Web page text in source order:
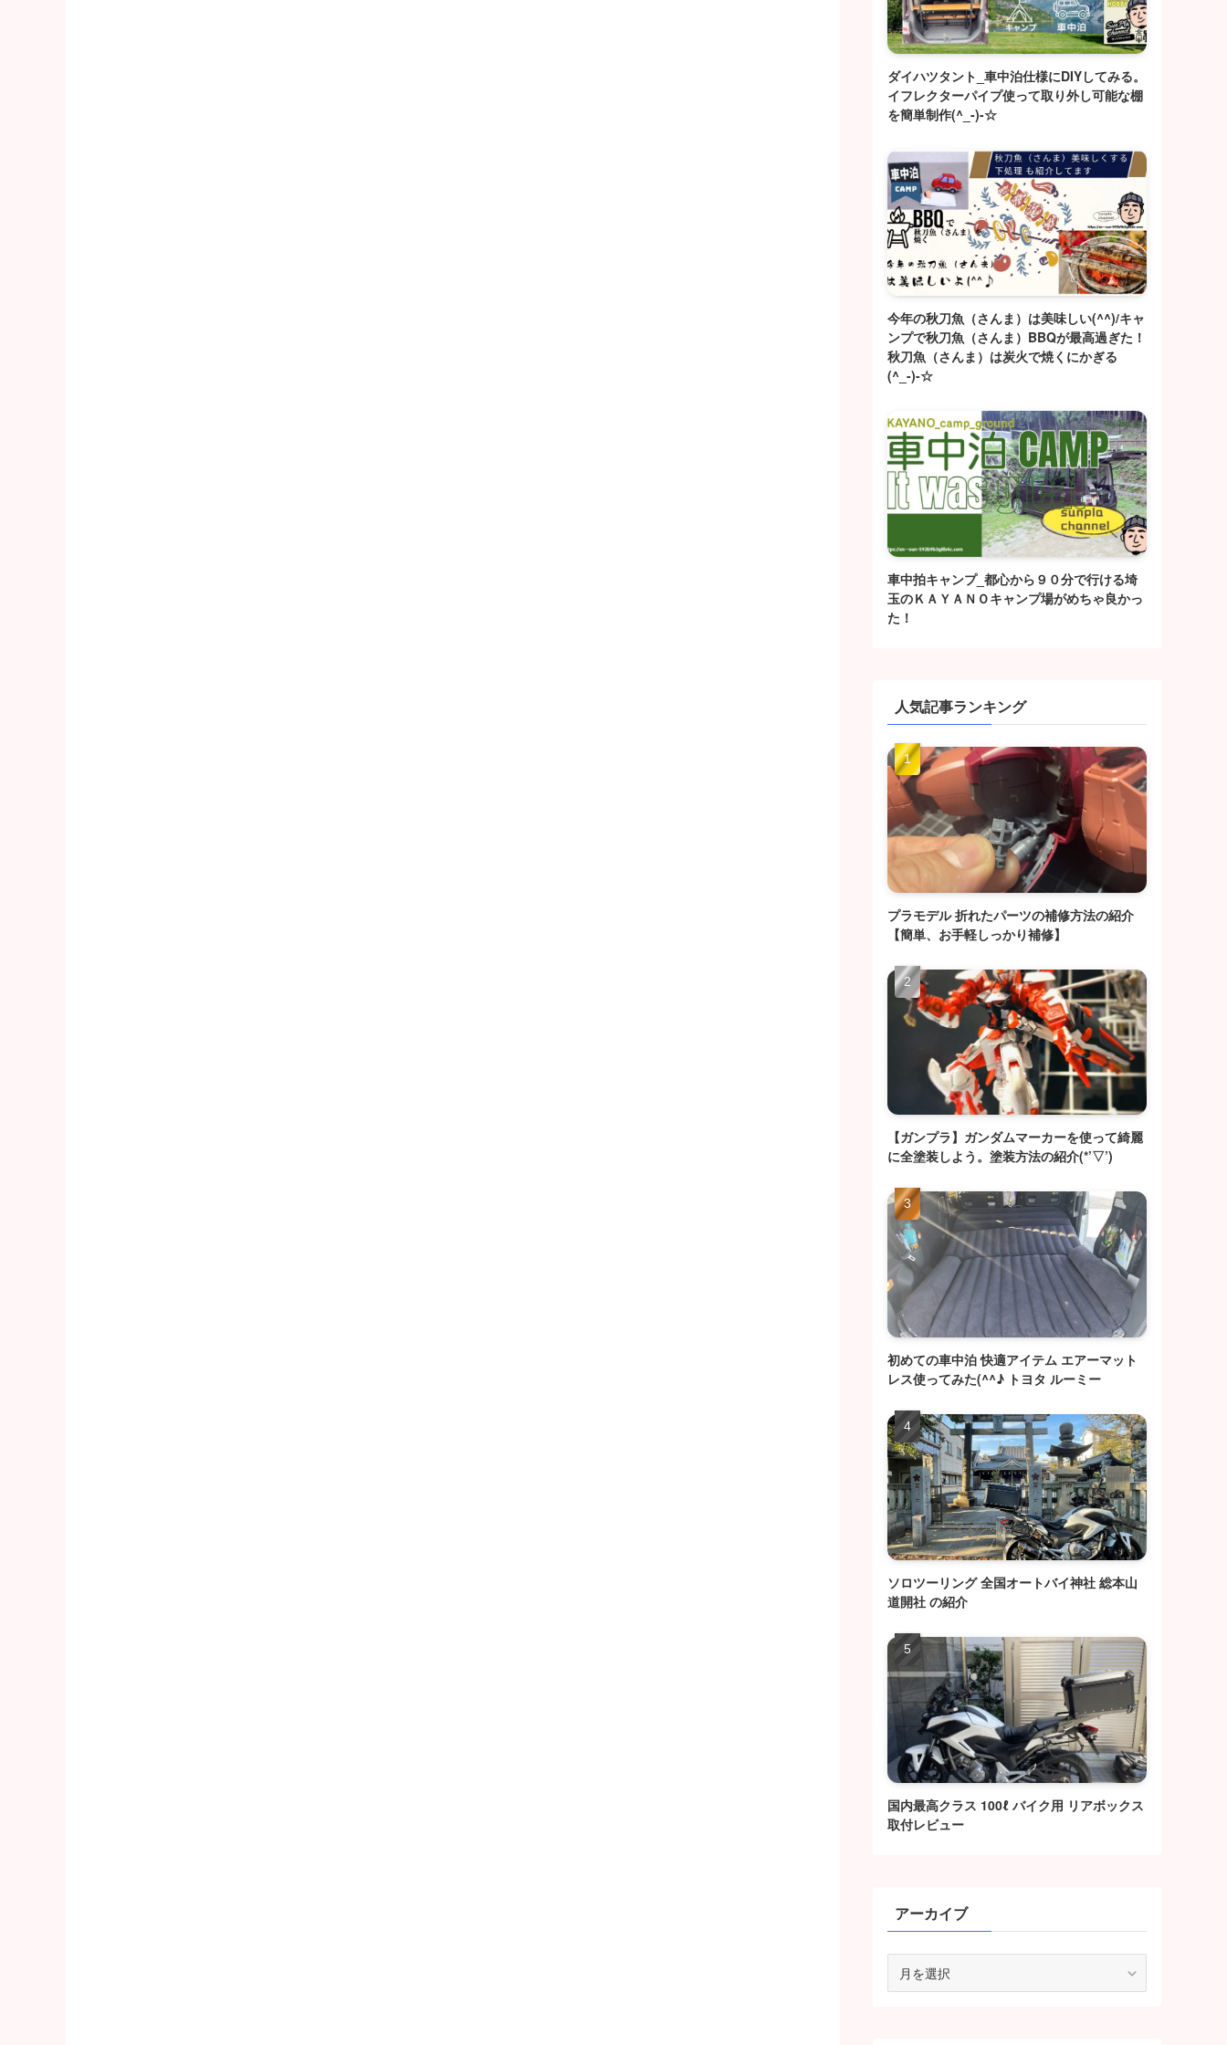
ダイハツタント_車中泊仕様にDIYしてみる。
イフレクターパイプ使って取り外し可能な棚
を簡単制作(^_-)-☆
今年の秋刀魚（さんま）は美味しい(^^)/キャ
ンプで秋刀魚（さんま）BBQが最高過ぎた！
秋刀魚（さんま）は炭火で焼くにかぎる
(^_-)-☆
車中拍キャンプ_都心から９０分で行ける埼
玉のＫＡＹＡＮＯキャンプ場がめちゃ良かっ
た！
人気記事ランキング
プラモデル 折れたパーツの補修方法の紹介
【簡単、お手軽しっかり補修】
【ガンプラ】ガンダムマーカーを使って綺麗
に全塗装しよう。塗装方法の紹介(*’▽’)
初めての車中泊 快適アイテム エアーマット
レス使ってみた(^^♪ トヨタ ルーミー
ソロツーリング 全国オートバイ神社 総本山
道開社 の紹介
国内最高クラス 100ℓ バイク用 リアボックス
取付レビュー
アーカイブ